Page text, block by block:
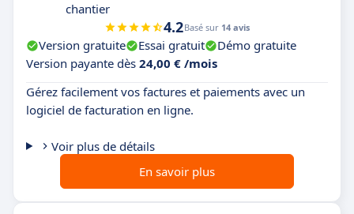
chantier
4.2Basé sur 14 avis
Version gratuite Essai gratuit
Démo gratuite
Version payante dès 24,00 € /mois
Gérez facilement vos factures et paiements avec un
logiciel de facturation en ligne.
Voir plus de détails
En savoir plus